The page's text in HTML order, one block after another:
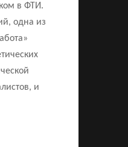
в ФТИ.
одна из
и